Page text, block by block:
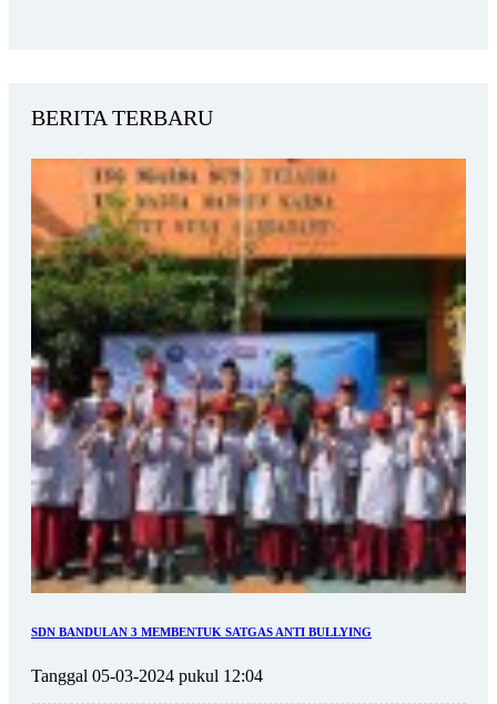
BERITA TERBARU
SDN BANDULAN 3 MEMBENTUK SATGAS ANTI BULLYING
Tanggal 05-03-2024 pukul 12:04